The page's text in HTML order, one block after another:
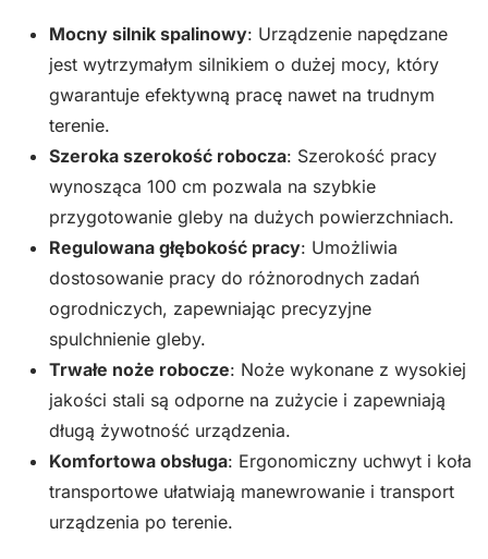
Mocny silnik spalinowy: Urządzenie napędzane
jest wytrzymałym silnikiem o dużej mocy, który
gwarantuje efektywną pracę nawet na trudnym
terenie.
Szeroka szerokość robocza: Szerokość pracy
wynosząca 100 cm pozwala na szybkie
przygotowanie gleby na dużych powierzchniach.
Regulowana głębokość pracy: Umożliwia
dostosowanie pracy do różnorodnych zadań
ogrodniczych, zapewniając precyzyjne
spulchnienie gleby.
Trwałe noże robocze: Noże wykonane z wysokiej
jakości stali są odporne na zużycie i zapewniają
długą żywotność urządzenia.
Komfortowa obsługa: Ergonomiczny uchwyt i koła
transportowe ułatwiają manewrowanie i transport
urządzenia po terenie.